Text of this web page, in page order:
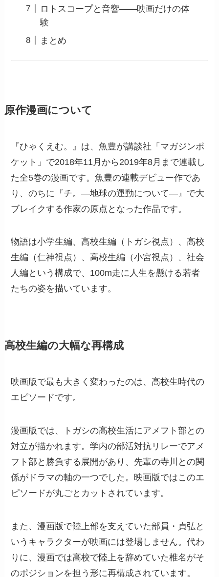
ロトスコープと音響——映画だけの体
験
まとめ
原作漫画について
『ひゃくえむ。』は、魚豊が講談社「マガジンポ
ケット」で2018年11月から2019年8月まで連載し
た全5巻の漫画です。魚豊の連載デビュー作であ
り、のちに『チ。―地球の運動について―』で大
ブレイクする作家の原点となった作品です。
物語は小学生編、高校生編（トガシ視点）、高校
生編（仁神視点）、高校生編（小宮視点）、社会
人編という構成で、100m走に人生を懸ける若者
たちの姿を描いています。
高校生編の大幅な再構成
映画版で最も大きく変わったのは、高校生時代の
エピソードです。
漫画版では、トガシの高校生活にアメフト部との
対立が描かれます。学内の部活対抗リレーでアメ
フト部と勝負する展開があり、先輩の寺川との関
係がドラマの軸の一つでした。映画版ではこのエ
ピソードが丸ごとカットされています。
また、漫画版で陸上部を支えていた部員・貞弘と
いうキャラクターが映画には登場しません。代わ
りに、漫画では高校で陸上を辞めていた椎名がそ
のポジションを担う形に再構成されています。